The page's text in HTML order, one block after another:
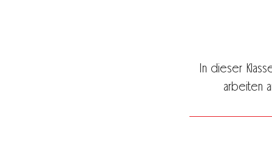
In dieser
arbeiten